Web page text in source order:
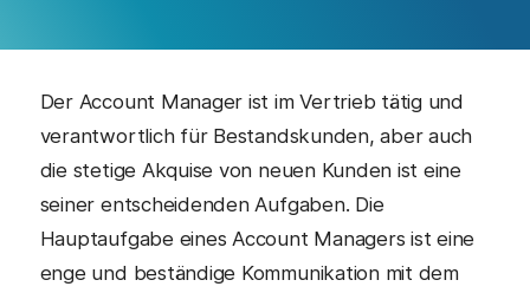
Der Account Manager ist im Vertrieb tätig und
verantwortlich für Bestandskunden, aber auch
die stetige Akquise von neuen Kunden ist eine
seiner entscheidenden Aufgaben. Die
Hauptaufgabe eines Account Managers ist eine
enge und beständige Kommunikation mit dem